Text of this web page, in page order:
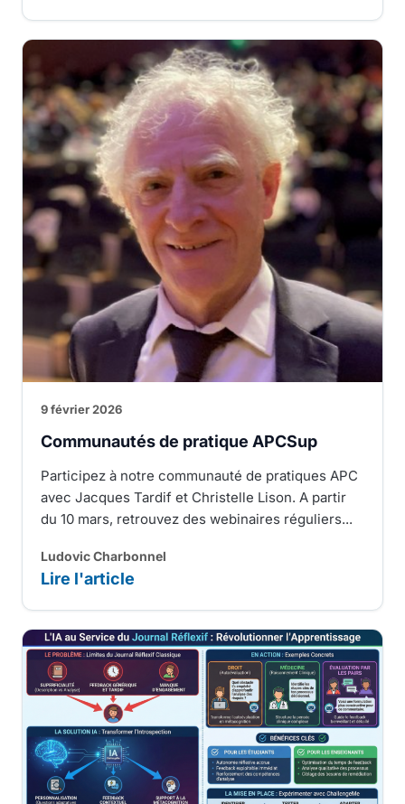
9 février 2026
Communautés de pratique APCSup
Participez à notre communauté de pratiques APC
avec Jacques Tardif et Christelle Lison. A partir
du 10 mars, retrouvez des webinaires réguliers...
Ludovic Charbonnel
Lire l'article